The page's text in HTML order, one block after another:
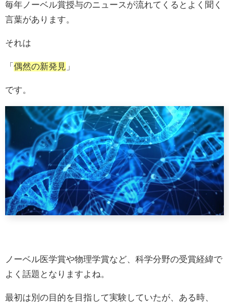
毎年ノーベル賞授与のニュースが流れてくるとよく聞く
言葉があります。
それは
「 偶然の新発見 」
です。
ノーベル医学賞や物理学賞など、科学分野の受賞経緯で
よく話題となりますよね。
最初は別の目的を目指して実験していたが、ある時、